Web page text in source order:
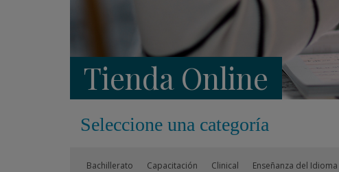
Tienda Online
Seleccione una categoría
Bachillerato Capacitación Clinical Enseñanza del